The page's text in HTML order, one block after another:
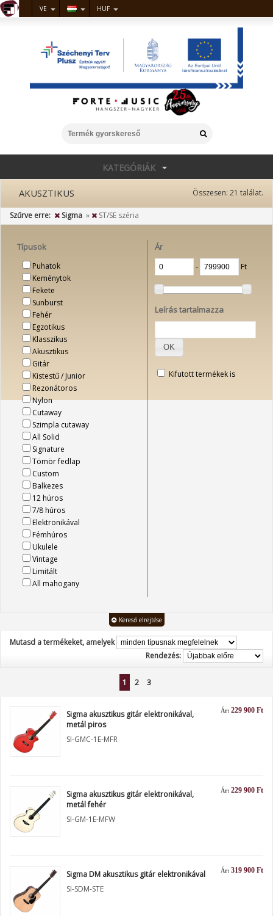
VE HUF
KATEGÓRIÁK
Összesen: 21 találat.
AKUSZTIKUS
Szűrve erre: Sigma » ST/SE széria
Típusok
Puhatok
Keménytok
Fekete
Sunburst
Fehér
Egzotikus
Klasszikus
Akusztikus
Gitár
Kistestű / Junior
Rezonátoros
Nylon
Cutaway
Szimpla cutaway
All Solid
Signature
Tömör fedlap
Custom
Balkezes
12 húros
7/8 húros
Elektronikával
Fémhúros
Ukulele
Vintage
Limitált
All mahogany
Ár
‐ Ft
Leírás tartalmazza
OK
Kifutott termékek is
Kereső elrejtése
Mutasd a termékeket, amelyek
Rendezés:
1 2 3
Ár: 229 900 Ft
Sigma akusztikus gitár elektronikával,
metál piros
SI-GMC-1E-MFR
Ár: 229 900 Ft
Sigma akusztikus gitár elektronikával,
metál fehér
SI-GM-1E-MFW
Ár: 319 900 Ft
Sigma DM akusztikus gitár elektronikával
SI-SDM-STE